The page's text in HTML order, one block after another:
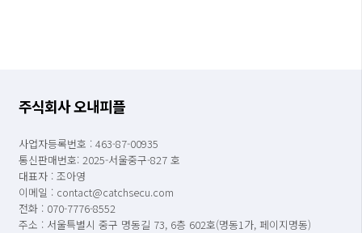
주식회사 오내피플
사업자등록번호 : 463-87-00935
통신판매번호: 2025-서울중구-827 호
대표자 : 조아영
이메일 : contact@catchsecu.com
전화 : 070-7776-8552
주소 : 서울특별시 중구 명동길 73, 6층 602호(명동1가, 페이지명동)